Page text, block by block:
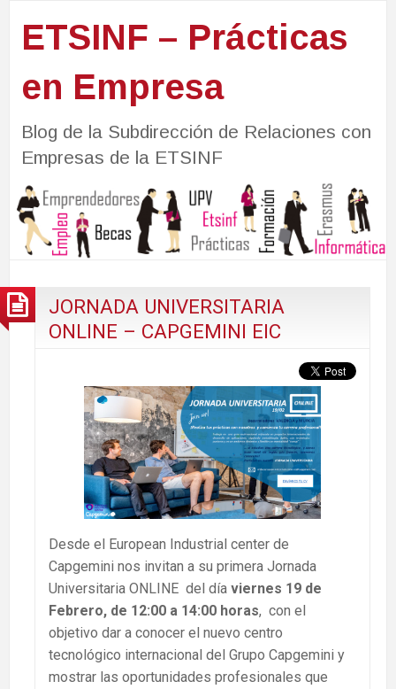
ETSINF – Prácticas
en Empresa
Blog de la Subdirección de Relaciones con
Empresas de la ETSINF
JORNADA UNIVERSITARIA
ONLINE – CAPGEMINI EIC
Desde el European Industrial center de
Capgemini nos invitan a su primera Jornada
Universitaria ONLINE del día viernes 19 de
Febrero, de 12:00 a 14:00 horas, con el
objetivo dar a conocer el nuevo centro
tecnológico internacional del Grupo Capgemini y
mostrar las oportunidades profesionales que